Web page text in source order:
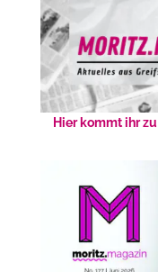
Hier kommt ihr